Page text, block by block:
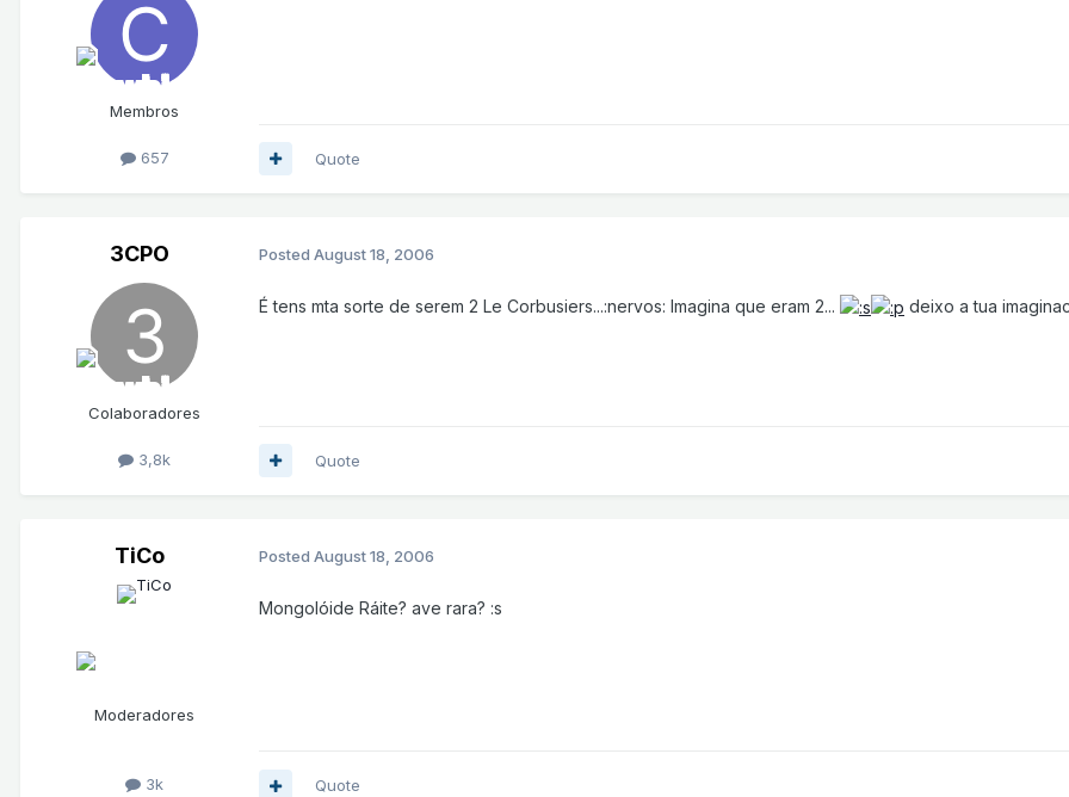
Membros
657 Quote
3CPO
Colaboradores
3,8k
Posted August 18, 2006
É tens mta sorte de serem 2 Le Corbusiers...:nervos: Imagina que eram 2... deixo a tua
Quote
TiCo
Moderadores
3k
Posted August 18, 2006
Mongolóide Ráite? ave rara? :s
Quote